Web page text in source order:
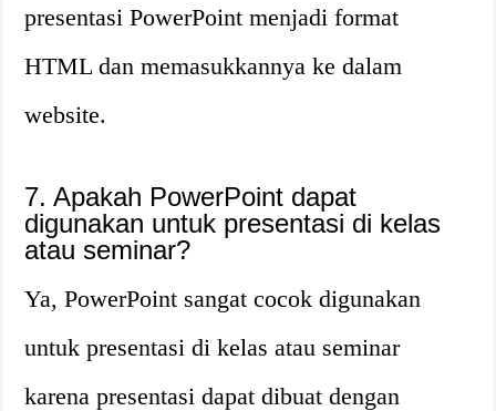
presentasi PowerPoint menjadi format
HTML dan memasukkannya ke dalam
website.
7. Apakah PowerPoint dapat
digunakan untuk presentasi di kelas
atau seminar?
Ya, PowerPoint sangat cocok digunakan
untuk presentasi di kelas atau seminar
karena presentasi dapat dibuat dengan